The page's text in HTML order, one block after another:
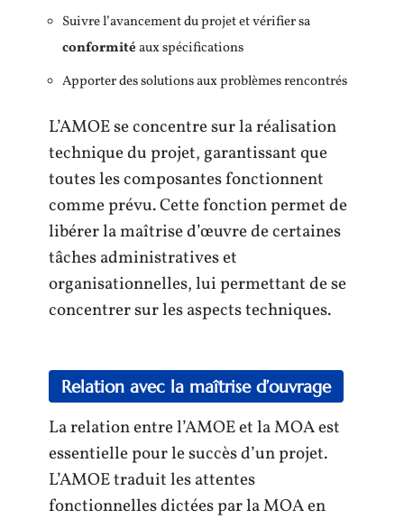
Suivre l’avancement du projet et vérifier sa
conformitéaux spécifications
Apporter des solutions aux problèmes rencontrés
L’AMOE se concentre sur la réalisation
technique du projet, garantissant que
toutes les composantes fonctionnent
comme prévu. Cette fonction permet de
libérer la maîtrise d’œuvre de certaines
tâches administratives et
organisationnelles, lui permettant de se
concentrer sur les aspects techniques.
Relation avec la maîtrise d’ouvrage
La relation entre l’AMOE et la MOA est
essentielle pour le succès d’un projet.
L’AMOE traduit les attentes
fonctionnelles dictées par la MOA en